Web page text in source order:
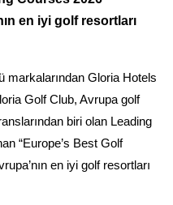
en iyi golf resortları
markalarından Gloria Hotels
Golf Club, Avrupa golf
biri olan Leading
“Europe’s Best Golf
en iyi golf resortları